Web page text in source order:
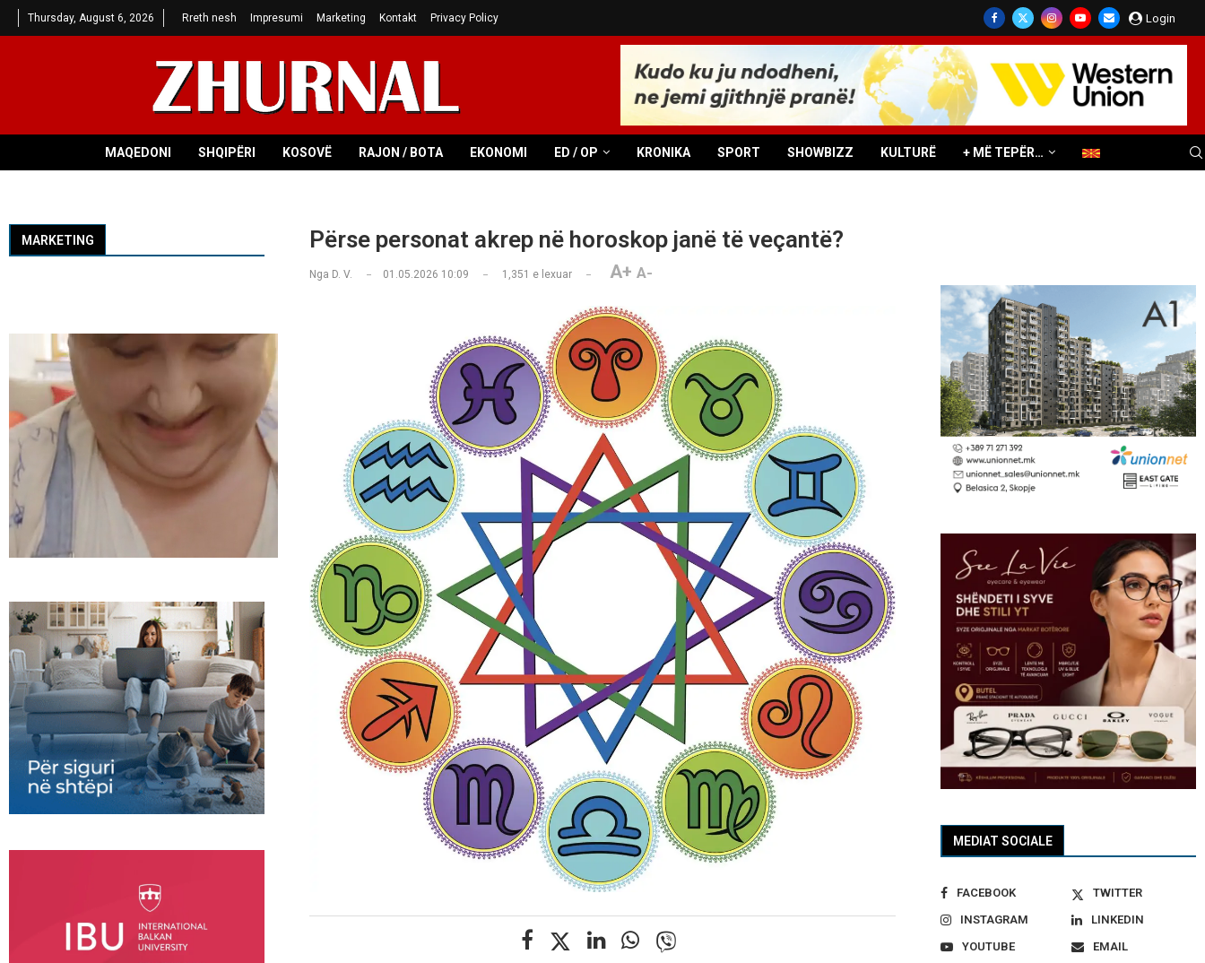
Thursday, August 6, 2026 Rreth nesh Impresumi Marketing Kontakt Privacy Policy Login
MAQEDONI SHQIPËRI KOSOVË RAJON / BOTA EKONOMI ED / OP KRONIKA SPORT SHOWBIZZ KULTURË + MË TEPËR…
Përse personat akrep në horoskop janë të veçantë?
Nga D. V. 01.05.2026 10:09 1,351 e lexuar A+ A-
MEDIAT SOCIALE
FACEBOOK
TWITTER
INSTAGRAM
LINKEDIN
YOUTUBE
EMAIL
MARKETING